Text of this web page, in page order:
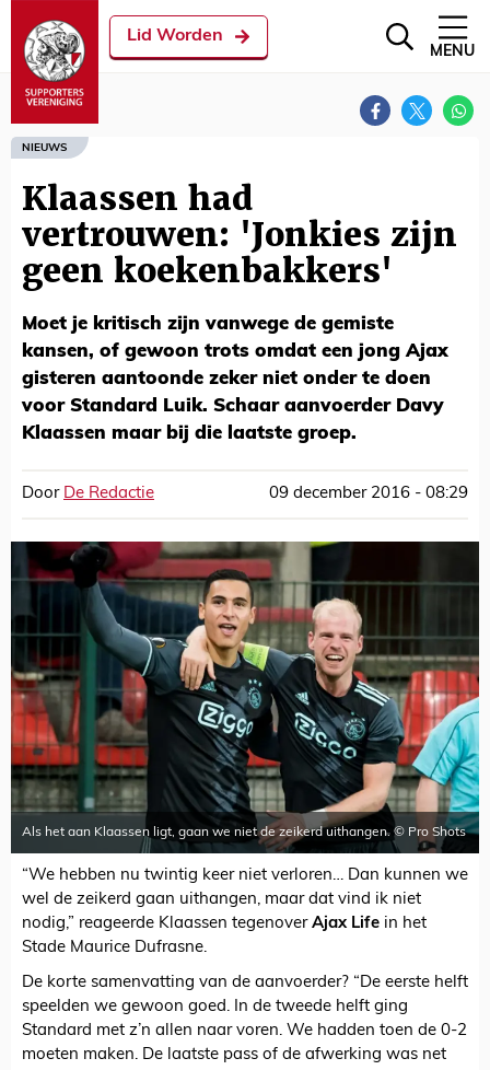
Lid Worden
MENU
NIEUWS
Klaassen had
vertrouwen: 'Jonkies zijn
geen koekenbakkers'
Moet je kritisch zijn vanwege de gemiste
kansen, of gewoon trots omdat een jong Ajax
gisteren aantoonde zeker niet onder te doen
voor Standard Luik. Schaar aanvoerder Davy
Klaassen maar bij die laatste groep.
Door De Redactie 09 december 2016 - 08:29
Als het aan Klaassen ligt, gaan we niet de zeikerd uithangen. © Pro Shots
“We hebben nu twintig keer niet verloren… Dan kunnen we
wel de zeikerd gaan uithangen, maar dat vind ik niet
nodig,” reageerde Klaassen tegenover Ajax Life in het
Stade Maurice Dufrasne.
De korte samenvatting van de aanvoerder? “De eerste helft
speelden we gewoon goed. In de tweede helft ging
Standard met z’n allen naar voren. We hadden toen de 0-2
moeten maken. De laatste pass of de afwerking was net